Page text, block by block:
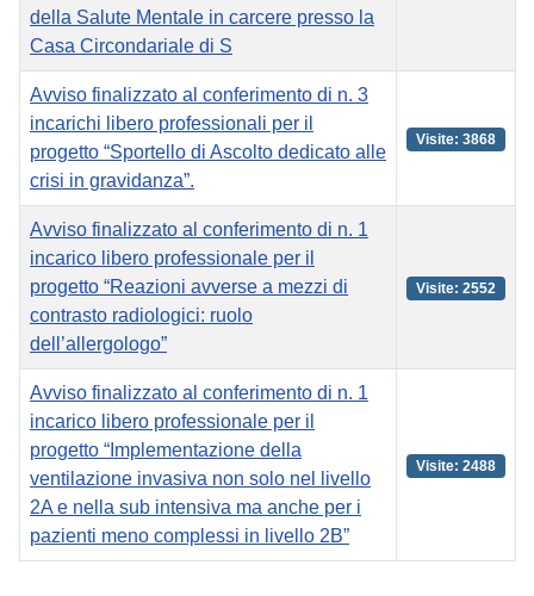
della Salute Mentale in carcere presso la
Casa Circondariale di S
Avviso finalizzato al conferimento di n. 3
incarichi libero professionali per il
progetto “Sportello di Ascolto dedicato alle
crisi in gravidanza”.
Visite: 3868
Avviso finalizzato al conferimento di n. 1
incarico libero professionale per il
progetto “Reazioni avverse a mezzi di
contrasto radiologici: ruolo
dell’allergologo”
Visite: 2552
Avviso finalizzato al conferimento di n. 1
incarico libero professionale per il
progetto “Implementazione della
ventilazione invasiva non solo nel livello
2A e nella sub intensiva ma anche per i
pazienti meno complessi in livello 2B”
Visite: 2488